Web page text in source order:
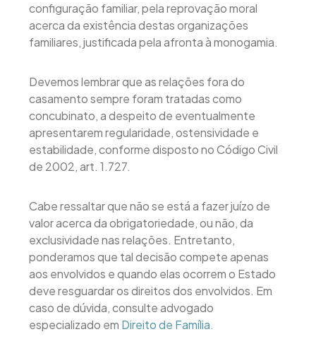
configuração familiar, pela reprovação moral
acerca da existência destas organizações
familiares, justificada pela afronta à monogamia.
Devemos lembrar que as relações fora do
casamento sempre foram tratadas como
concubinato, a despeito de eventualmente
apresentarem regularidade, ostensividade e
estabilidade, conforme disposto no Código Civil
de 2002, art. 1.727.
Cabe ressaltar que não se está a fazer juízo de
valor acerca da obrigatoriedade, ou não, da
exclusividade nas relações. Entretanto,
ponderamos que tal decisão compete apenas
aos envolvidos e quando elas ocorrem o Estado
deve resguardar os direitos dos envolvidos. Em
caso de dúvida, consulte advogado
especializado em Direito de Família.